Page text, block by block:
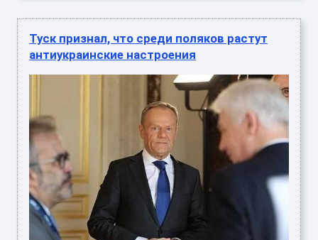
Туск признал, что среди поляков растут
антиукраинские настроения